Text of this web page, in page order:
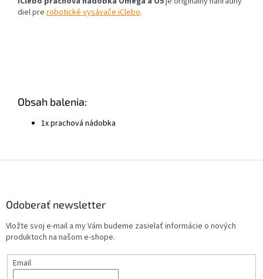
diel pre robotické vysávače iClebo.
Obsah balenia:
1x prachová nádobka
Odoberať newsletter
Vložte svoj e-mail a my Vám budeme zasielať informácie o nových
produktoch na našom e-shope.
Email